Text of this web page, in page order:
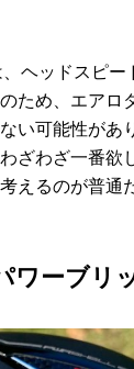
、ヘッドスピ
ため、エアロ
い可能性があ
ざわざ一番欲
えるのが普通
ワーブリ